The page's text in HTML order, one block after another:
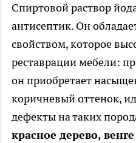
Спиртовой раствор
антисептик. Он
свойством, которое
реставрации мебели:
он приобретает
коричневый оттенок,
дефекты на таких
красное дерево,